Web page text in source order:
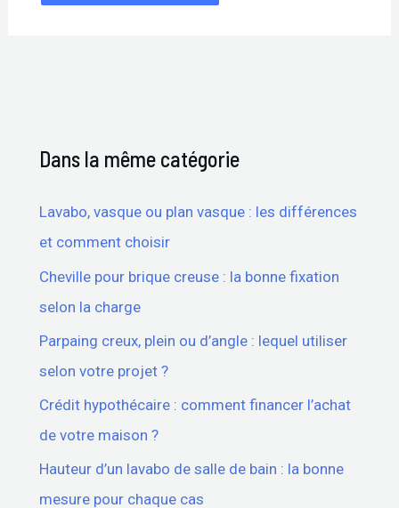
Dans la même catégorie
Lavabo, vasque ou plan vasque : les différences
et comment choisir
Cheville pour brique creuse : la bonne fixation
selon la charge
Parpaing creux, plein ou d’angle : lequel utiliser
selon votre projet ?
Crédit hypothécaire : comment financer l’achat
de votre maison ?
Hauteur d’un lavabo de salle de bain : la bonne
mesure pour chaque cas